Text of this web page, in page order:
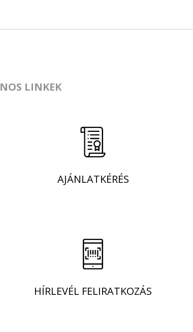
LINKEK
AJÁNLATKÉRÉS
HÍRLEVÉL FELIRATKOZÁS